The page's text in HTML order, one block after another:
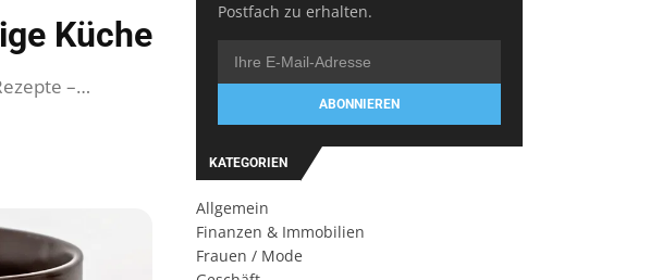
Küche
–…
Postfach zu erhalten.
ABONNIEREN
KATEGORIEN
Allgemein
Finanzen & Immobilien
Frauen / Mode